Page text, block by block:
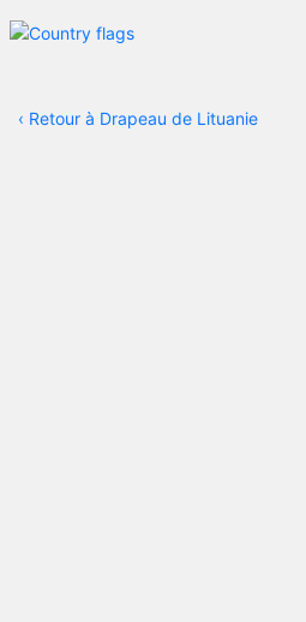
‹ Retour à Drapeau de Lituanie